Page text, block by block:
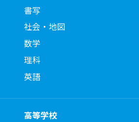
書写
社会・地図
数学
理科
英語
高等学校